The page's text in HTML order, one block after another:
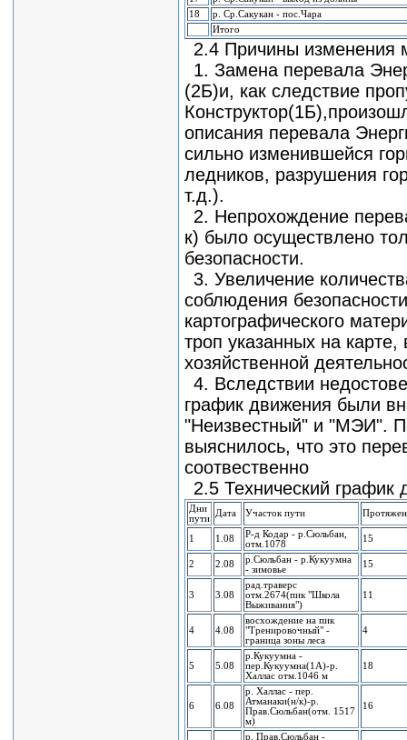
18
р. Ср.Сакукан - пос.Чара
Итого
2.4 Причины изменения
1. Замена перевала
(2Б)и, как следствие
описания перевала
сильно изменившейся
ледников, разрушения
т.д.).
2. Непрохождение
к) было осуществлено
безопасности.
3. Увеличение
соблюдения
картографического
троп указанных на
хозяйственной
4. Вследствии
график движения были
"Неизвестный" и "МЭИ".
выяснилось, что это
соотвественно
2.5 Технический график
Дни
пути
Дата Участок пути
1 1.08
Р-д Кодар - р.Сюльбан,
отм.1078
15
2 2.08
р.Сюльбан - р.Кукуумна
- зимовье
15
3 3.08
рад.траверс
отм.2674(пик "Школа
Выживания")
11
4 4.08
восхождение на пик
"Тренировочный" -
граница зоны леса
4
5 5.08
р.Кукуумна -
пер.Кукуумна(1А)-р.
Халлас отм.1046 м
18
6 6.08
р. Халлас - пер.
Атманаки(н/к)-р.
Прав.Сюльбан(отм. 1517
м)
16
р. Прав.Сюльбан -